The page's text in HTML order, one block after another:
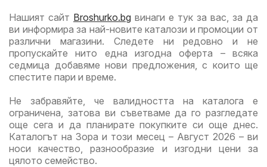
Нашият сайт Broshurko.bg винаги е тук за вас, за да
ви информира за най-новите каталози и промоции от
различни магазини. Следете ни редовно и не
пропускайте нито една изгодна оферта – всяка
седмица добавяме нови предложения, с които ще
спестите пари и време.
Не забравяйте, че валидността на каталога е
ограничена, затова ви съветваме да го разгледате
още сега и да планирате покупките си още днес.
Каталогът на Зора и този месец – Август 2026 – ви
носи качество, разнообразие и изгодни цени за
цялото семейство.